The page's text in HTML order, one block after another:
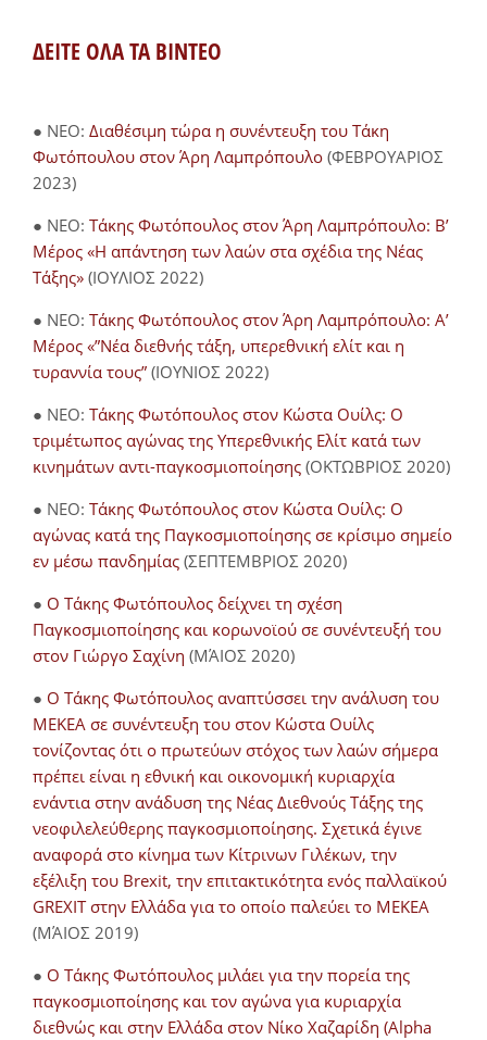
ΔΕΙΤΕ ΟΛΑ ΤΑ ΒΙΝΤΕΟ
● NEO: Διαθέσιμη τώρα η συνέντευξη του Τάκη
Φωτόπουλου στον Άρη Λαμπρόπουλο (ΦΕΒΡΟΥΑΡΙΟΣ
2023)
● NEO: Τάκης Φωτόπουλος στον Άρη Λαμπρόπουλο: Β’
Μέρος «Η απάντηση των λαών στα σχέδια της Νέας
Τάξης» (ΙΟΥΛΙΟΣ 2022)
● NEO: Τάκης Φωτόπουλος στον Άρη Λαμπρόπουλο: Α’
Μέρος «”Νέα διεθνής τάξη, υπερεθνική ελίτ και η
τυραννία τους” (ΙΟΥΝΙΟΣ 2022)
● NEO: Τάκης Φωτόπουλος στον Κώστα Ουίλς: Ο
τριμέτωπος αγώνας της Υπερεθνικής Ελίτ κατά των
κινημάτων αντι-παγκοσμιοποίησης (ΟΚΤΩΒΡΙΟΣ 2020)
● NEO: Τάκης Φωτόπουλος στον Κώστα Ουίλς: Ο
αγώνας κατά της Παγκοσμιοποίησης σε κρίσιμο σημείο
εν μέσω πανδημίας (ΣΕΠΤΕΜΒΡΙΟΣ 2020)
● Ο Τάκης Φωτόπουλος δείχνει τη σχέση
Παγκοσμιοποίησης και κορωνοϊού σε συνέντευξή του
στον Γιώργο Σαχίνη (ΜΆΙΟΣ 2020)
● O Τάκης Φωτόπουλος αναπτύσσει την ανάλυση του
ΜΕΚΕΑ σε συνέντευξη του στον Κώστα Ουίλς
τονίζοντας ότι ο πρωτεύων στόχος των λαών σήμερα
πρέπει είναι η εθνική και οικονομική κυριαρχία
ενάντια στην ανάδυση της Νέας Διεθνούς Τάξης της
νεοφιλελεύθερης παγκοσμιοποίησης. Σχετικά έγινε
αναφορά στο κίνημα των Κίτρινων Γιλέκων, την
εξέλιξη του Brexit, την επιτακτικότητα ενός παλλαϊκού
GREXIT στην Ελλάδα για το οποίο παλεύει το ΜΕΚΕΑ
(ΜΆΙΟΣ 2019)
● Ο Τάκης Φωτόπουλος μιλάει για την πορεία της
παγκοσμιοποίησης και τον αγώνα για κυριαρχία
διεθνώς και στην Ελλάδα στον Νίκο Χαζαρίδη (Alpha